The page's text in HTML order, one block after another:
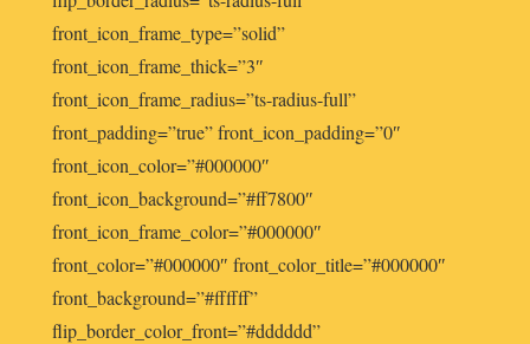
front_icon_frame_type=”solid”
front_icon_frame_thick=”3″
front_icon_frame_radius=”ts-radius-full”
front_padding=”true” front_icon_padding=”0″
front_icon_color=”#000000″
front_icon_background=”#ff7800″
front_icon_frame_color=”#000000″
front_color=”#000000″ front_color_title=”#000000″
front_background=”#ffffff”
flip_border_color_front=”#dddddd”